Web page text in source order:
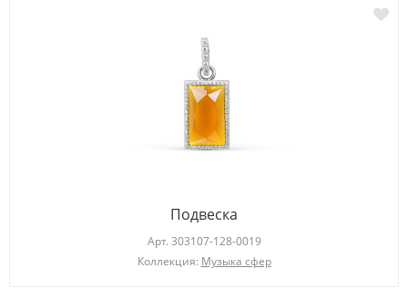
Подвеска
Арт. 303107-128-0019
Коллекция: Музыка сфер